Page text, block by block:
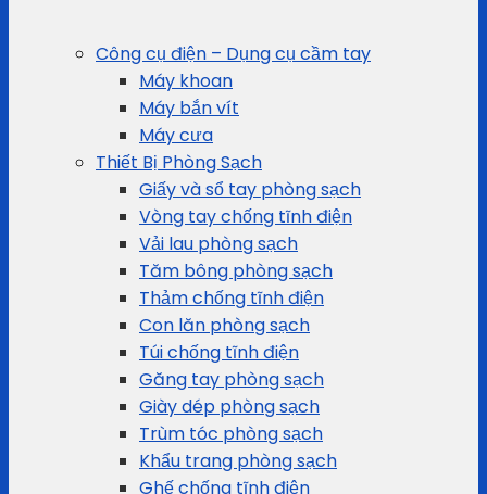
Công cụ điện – Dụng cụ cầm tay
Máy khoan
Máy bắn vít
Máy cưa
Thiết Bị Phòng Sạch
Giấy và sổ tay phòng sạch
Vòng tay chống tĩnh điện
Vải lau phòng sạch
Tăm bông phòng sạch
Thảm chống tĩnh điện
Con lăn phòng sạch
Túi chống tĩnh điện
Găng tay phòng sạch
Giày dép phòng sạch
Trùm tóc phòng sạch
Khẩu trang phòng sạch
Ghế chống tĩnh điện